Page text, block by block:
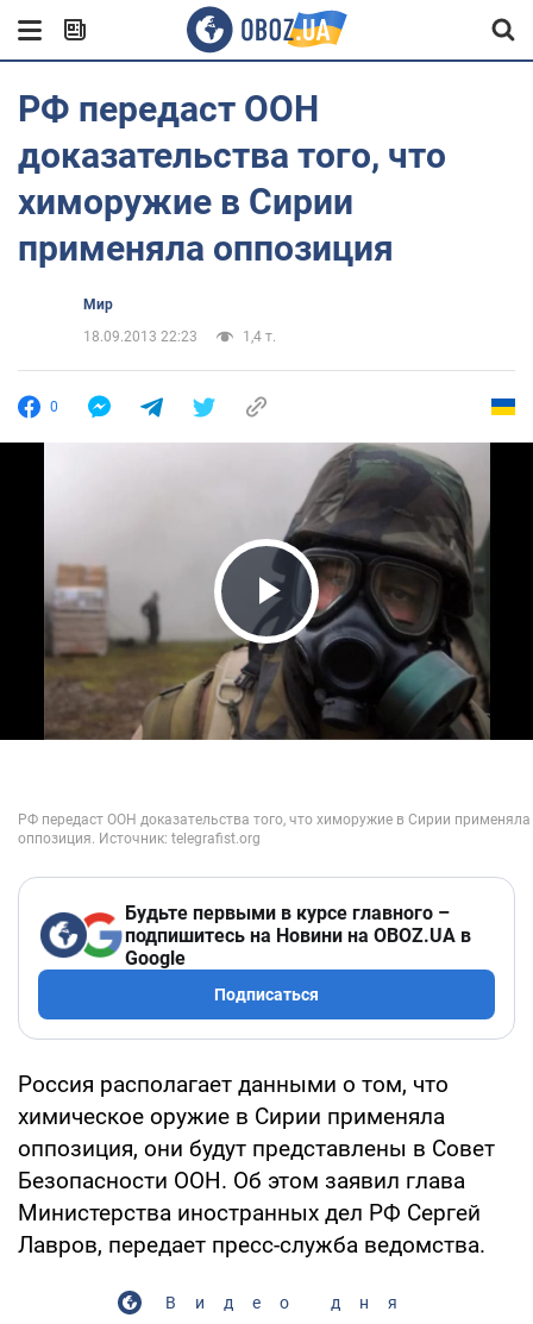
РФ передаст ООН
доказательства того, что
химоружие в Сирии
применяла оппозиция
Мир
18.09.2013 22:23
1,4 т.
0
Play Video
Будьте первыми в курсе главного –
подпишитесь на Новини на OBOZ.UA в
Google
Подписаться
Россия располагает данными о том, что
химическое оружие в Сирии применяла
оппозиция, они будут представлены в Совет
Безопасности ООН. Об этом заявил глава
Министерства иностранных дел РФ Сергей
Лавров, передает пресс-служба ведомства.
Видео дня